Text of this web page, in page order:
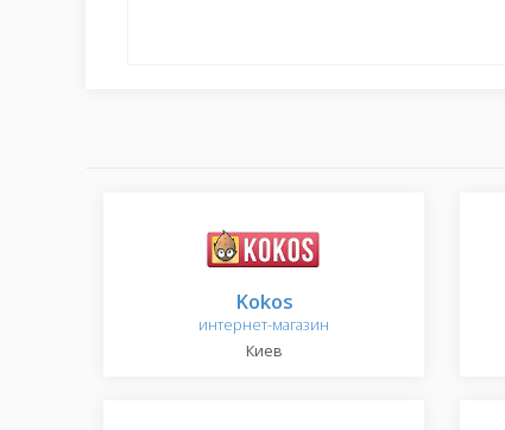
Kokos
интернет-магазин
Киев